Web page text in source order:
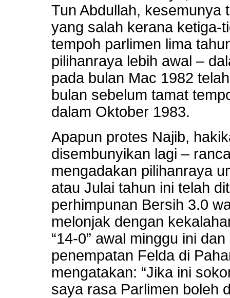
Tun Abdullah, kesemunya
yang salah kerana ketiga-
tempoh parlimen lima
pilihanraya lebih awal –
pada bulan Mac 1982
bulan sebelum tamat
dalam Oktober 1983.
Apapun protes Najib,
disembunyikan lagi –
mengadakan pilihanraya
atau Julai tahun ini telah
perhimpunan Bersih 3.0
melonjak dengan
“14-0” awal minggu ini
penempatan Felda di
mengatakan: “Jika ini
saya rasa Parlimen boleh